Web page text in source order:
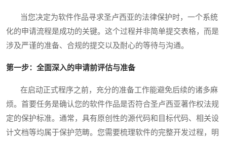
当您决定为软件作品寻求圣卢西亚的法律保护时，一个系统
化的申请流程是成功的关键。这个过程并非简单提交表格，而是
涉及严谨的准备、合规的提交以及耐心的等待与沟通。
第一步：全面深入的申请前评估与准备
在启动正式程序之前，充分的准备工作能避免后续的诸多麻
烦。首要任务是确认您的软件作品是否符合圣卢西亚著作权法规
定的保护标准。通常，具有原创性的源代码和目标代码、相关设
计文档等均属于保护范畴。您需要梳理软件的完整开发过程，明